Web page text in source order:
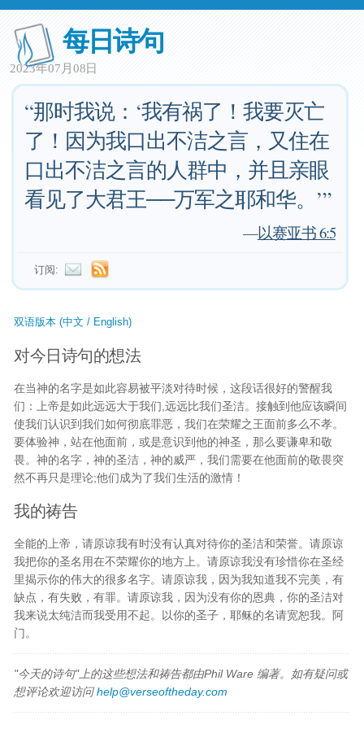
每日诗句
2023年07月08日
“那时我说：‘我有祸了！我要灭亡
了！因为我口出不洁之言，又住在
口出不洁之言的人群中，并且亲眼
看见了大君王──万军之耶和华。’”
—以赛亚书 6:5
订阅:
双语版本 (中文 / English)
对今日诗句的想法
在当神的名字是如此容易被平淡对待时候，这段话很好的警醒我
们：上帝是如此远远大于我们,远远比我们圣洁。接触到他应该瞬间
使我们认识到我们如何彻底罪恶，我们在荣耀之王面前多么不孝。
要体验神，站在他面前，或是意识到他的神圣，那么要谦卑和敬
畏。神的名字，神的圣洁，神的威严，我们需要在他面前的敬畏突
然不再只是理论;他们成为了我们生活的激情！
我的祷告
全能的上帝，请原谅我有时没有认真对待你的圣洁和荣誉。请原谅
我把你的圣名用在不荣耀你的地方上。请原谅我没有珍惜你在圣经
里揭示你的伟大的很多名字。请原谅我，因为我知道我不完美，有
缺点，有失败，有罪。请原谅我，因为没有你的恩典，你的圣洁对
我来说太纯洁而我受用不起。以你的圣子，耶稣的名请宽恕我。阿
门。
"今天的诗句"上的这些想法和祷告都由Phil Ware 编著。如有疑问或
想评论欢迎访问help@verseoftheday.com